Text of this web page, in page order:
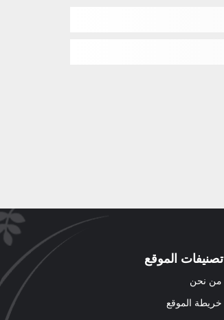
تصنيفات الموقع
من نحن
خريطة الموقع